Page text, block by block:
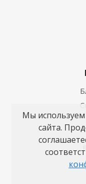
Мы
сайта.